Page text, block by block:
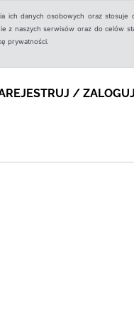
danych osobowych oraz stosuje
naszych serwisów oraz do celów
prywatności.
/ ZALOGUJ